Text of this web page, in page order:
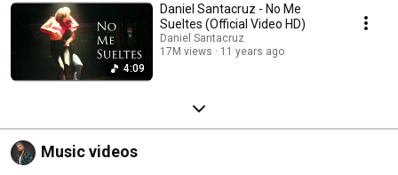
4:09
Daniel Santacruz - No Me
Sueltes (Official Video HD)
Daniel Santacruz
17M views
11 years ago
Music videos